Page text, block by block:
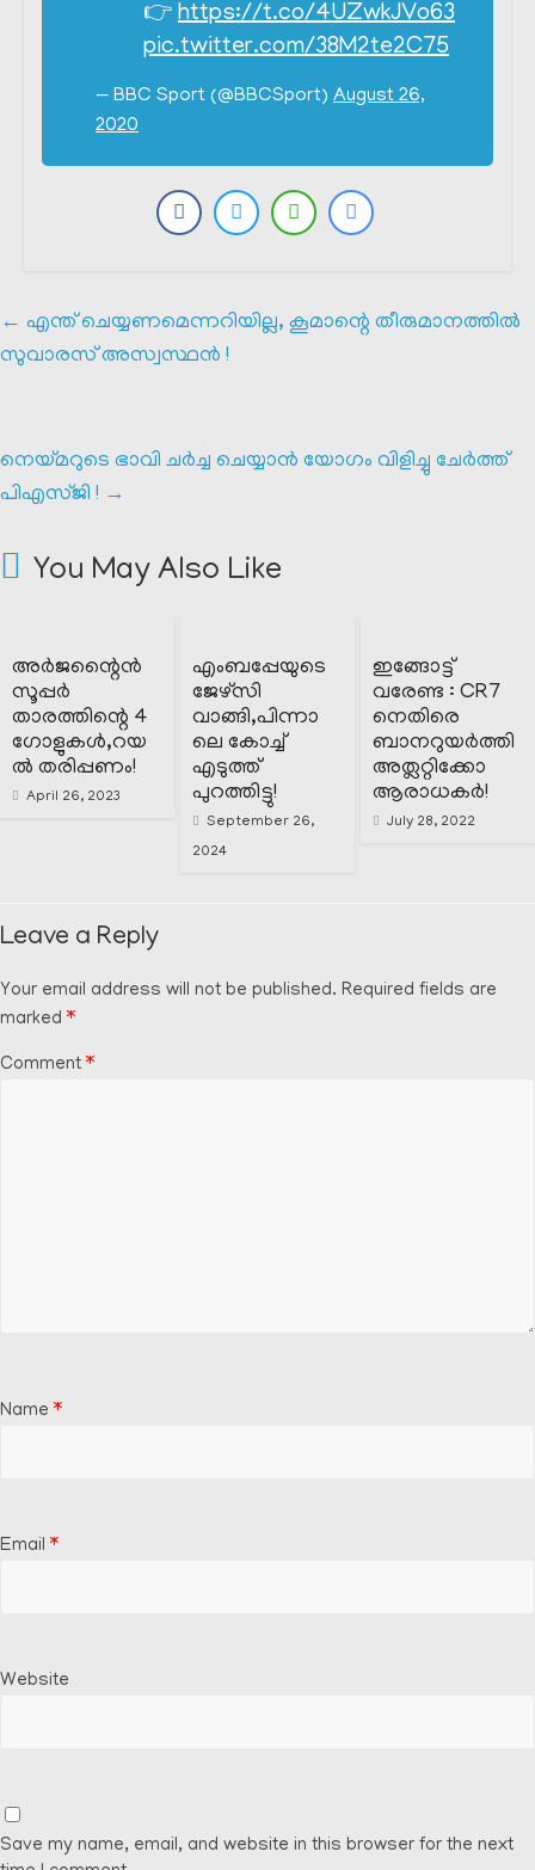
👉 https://t.co/4UZwkJVo63
pic.twitter.com/38M2te2C75
— BBC Sport (@BBCSport) August 26,
2020
← എന്ത് ചെയ്യണമെന്നറിയില്ല, കൂമാന്റെ തീരുമാനത്തിൽ
സുവാരസ് അസ്വസ്ഥൻ !
നെയ്മറുടെ ഭാവി ചർച്ച ചെയ്യാൻ യോഗം വിളിച്ചു ചേർത്ത്
പിഎസ്ജി ! →
You May Also Like
അർജന്റൈൻ
സൂപ്പർ
താരത്തിന്റെ 4
ഗോളുകൾ,റയ
ൽ തരിപ്പണം!
April 26, 2023
എംബപ്പേയുടെ
ജേഴ്‌സി
വാങ്ങി,പിന്നാ
ലെ കോച്ച്
എടുത്ത്
പുറത്തിട്ടു!
September 26,
2024
ഇങ്ങോട്ട്
വരേണ്ട : CR7
നെതിരെ
ബാനറുയർത്തി
അത്ലറ്റിക്കോ
ആരാധകർ!
July 28, 2022
Leave a Reply
Your email address will not be published. Required fields are
marked *
Comment *
Name *
Email *
Website
Save my name, email, and website in this browser for the next